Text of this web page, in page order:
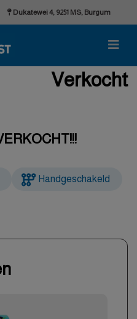
Dukatewei 4, 9251 MS, Burgum
Verkocht
Handgeschakeld